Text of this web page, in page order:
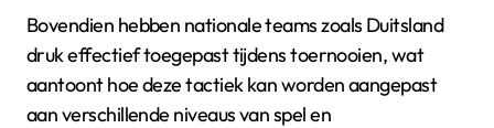
Bovendien hebben nationale teams zoals Duitsland
druk effectief toegepast tijdens toernooien, wat
aantoont hoe deze tactiek kan worden aangepast
aan verschillende niveaus van spel en